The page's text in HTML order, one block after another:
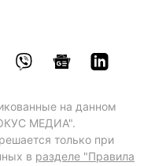
на данном
МЕДИА".
только при
в разделе "Правила